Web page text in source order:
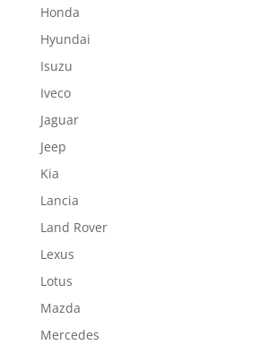
Honda
Hyundai
Isuzu
Iveco
Jaguar
Jeep
Kia
Lancia
Land Rover
Lexus
Lotus
Mazda
Mercedes